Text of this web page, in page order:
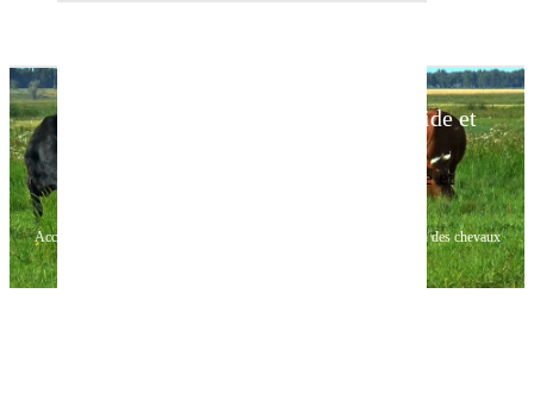
Les chevaux d’Idaho: Association d’aide et
Les chevaux d’Idaho: Association d’aide et
Accueil Les chevaux d’Idaho: Association d’aide et d’adoption des chevaux